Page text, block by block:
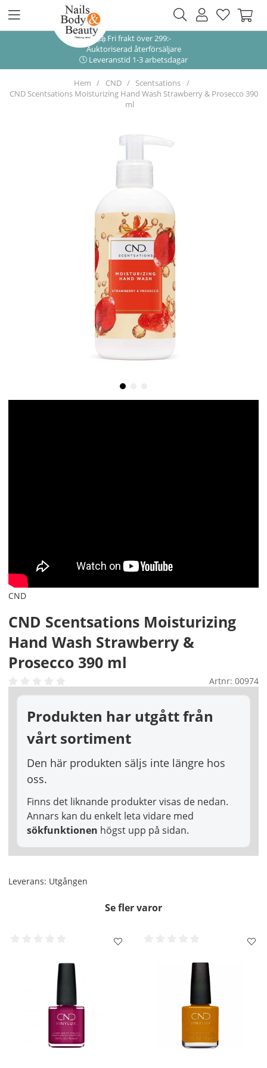
Fri frakt över 299:-
Auktoriserad återförsäljare
Leveranstid 1-3 arbetsdagar
Hem CND
Scentsations
CND Scentsations Moisturizing Hand Wash Strawberry & Prosecco 390
ml
CND
CND Scentsations Moisturizing
Hand Wash Strawberry &
Prosecco 390 ml
Artnr: 00974
Produkten har utgått från
vårt sortiment
Den här produkten säljs inte längre hos
oss.
Finns det liknande produkter visas de nedan.
Annars kan du enkelt leta vidare med
sökfunktionen högst upp på sidan.
Leverans: Utgången
Se fler varor